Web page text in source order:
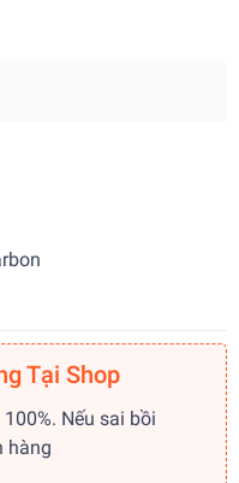
Tại Shop
Nếu sai bồi
hàng